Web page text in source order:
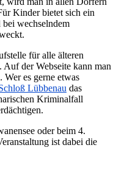
Kinder bietet sich ein
wechselndem
für alle älteren
der Webseite kann man
es gerne etwas
Lübbenau das
Kriminalfall
oder beim 4.
ist dabei die